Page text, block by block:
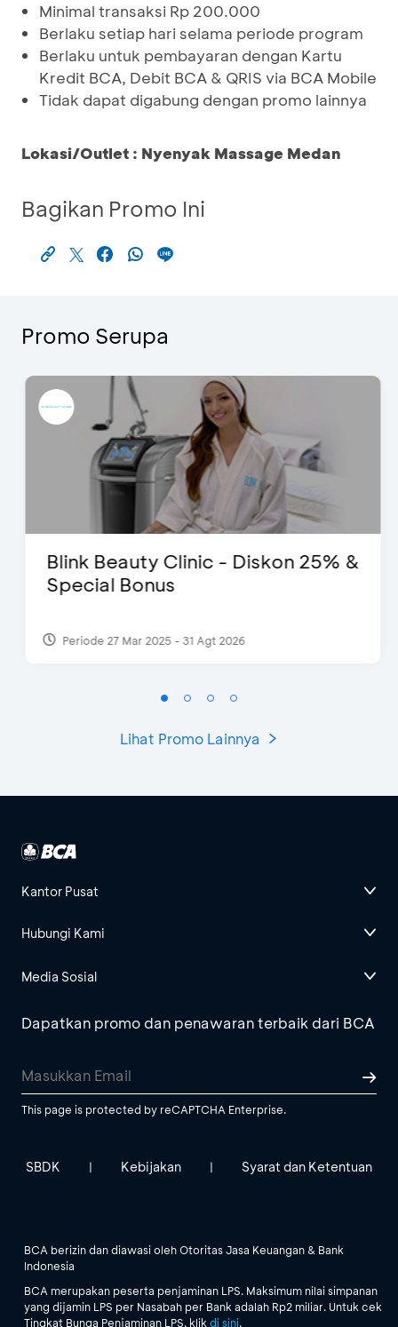
Minimal transaksi Rp 200.000
Berlaku setiap hari selama periode program
Berlaku untuk pembayaran dengan Kartu
Kredit BCA, Debit BCA & QRIS via BCA Mobile
Tidak dapat digabung dengan promo lainnya
Lokasi/Outlet : Nyenyak Massage Medan
Bagikan Promo Ini
Promo Serupa
Blink Beauty Clinic - Diskon 25% &
Special Bonus
Periode 27 Mar 2025 - 31 Agt 2026
Lihat Promo Lainnya
Kantor Pusat
Hubungi Kami
Media Sosial
Dapatkan promo dan penawaran terbaik dari BCA
This page is protected by reCAPTCHA Enterprise.
SBDK | Kebijakan | Syarat dan Ketentuan
BCA berizin dan diawasi oleh Otoritas Jasa Keuangan & Bank
Indonesia
BCA merupakan peserta penjaminan LPS. Maksimum nilai simpanan
yang dijamin LPS per Nasabah per Bank adalah Rp2 miliar. Untuk cek
Tingkat Bunga Penjaminan LPS, klik di sini.